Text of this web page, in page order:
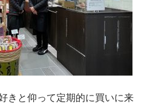
きと仰って定期的に買いに来